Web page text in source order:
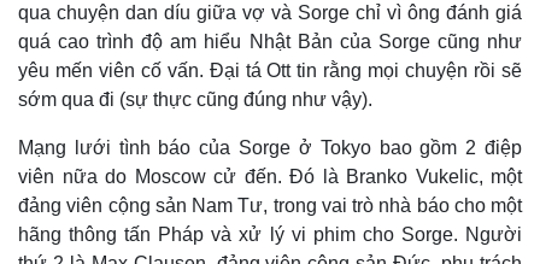
Quan sát
Cuộc sống đó đây
Hồ sơ
Video
E-Magazine
Infographic
qua chuyện dan díu giữa vợ và Sorge chỉ vì ông đánh giá
quá cao trình độ am hiểu Nhật Bản của Sorge cũng như
yêu mến viên cố vấn. Đại tá Ott tin rằng mọi chuyện rồi sẽ
sớm qua đi (sự thực cũng đúng như vậy).
Mạng lưới tình báo của Sorge ở Tokyo bao gồm 2 điệp
viên nữa do Moscow cử đến. Đó là Branko Vukelic, một
đảng viên cộng sản Nam Tư, trong vai trò nhà báo cho một
hãng thông tấn Pháp và xử lý vi phim cho Sorge. Người